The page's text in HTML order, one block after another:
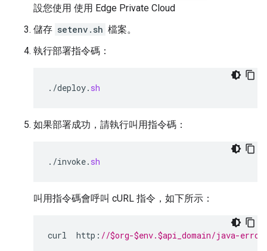
設您使用 使用 Edge Private Cloud
儲存 setenv.sh 檔案。
執行部署指令碼：
. /deploy. sh
如果部署成功，請執行叫用指令碼：
. /invoke. sh
叫用指令碼會呼叫 cURL 指令，如下所示：
curl http : //$org-$env.$api_domain/java-error